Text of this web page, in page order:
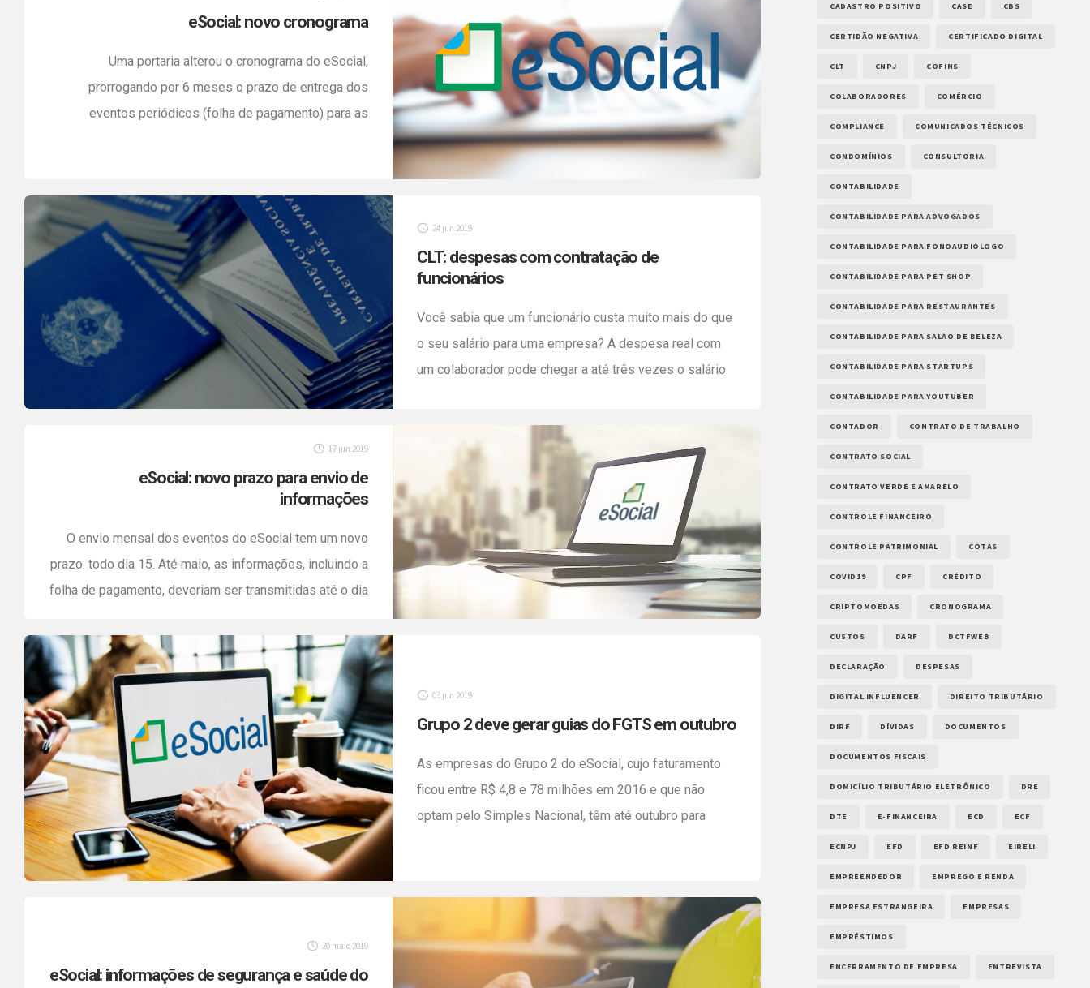
eSocial: novo cronograma
Uma portaria alterou o cronograma do eSocial,
prorrogando por 6 meses o prazo de entrega dos
eventos periódicos (folha de pagamento) para as
organizar seus processos, por isso, é importante […]
24 jun 2019
CLT: despesas com contratação de
funcionários
Você sabia que um funcionário custa muito mais do que
o seu salário para uma empresa? A despesa real com
um colaborador pode chegar a até três vezes o salário
classe e regime de apuração, além das verbas
trabalhistas. Atenção! Empresas enquadradas no
Simples […]
17 jun 2019
eSocial: novo prazo para envio de
informações
O envio mensal dos eventos do eSocial tem um novo
prazo: todo dia 15. Até maio, as informações, incluindo a
folha de pagamento, deveriam ser transmitidas até o dia
Atenção! Embora este prazo tenha sido ampliado, as
datas de recolhimento dos tributos e FGTS não foram
alterados! […]
03 jun 2019
Grupo 2 deve gerar guias do FGTS em outubro
As empresas do Grupo 2 do eSocial, cujo faturamento
ficou entre R$ 4,8 e 78 milhões em 2016 e que não
optam pelo Simples Nacional, têm até outubro para
20 maio 2019
eSocial: informações de segurança e saúde do
CADASTRO POSITIVO CASE CBS
CERTIDÃO NEGATIVA CERTIFICADO DIGITAL
CLT CNPJ COFINS
COLABORADORES COMÉRCIO
COMPLIANCE COMUNICADOS TÉCNICOS
CONDOMÍNIOS CONSULTORIA
CONTABILIDADE
CONTABILIDADE PARA ADVOGADOS
CONTABILIDADE PARA FONOAUDIÓLOGO
CONTABILIDADE PARA PET SHOP
CONTABILIDADE PARA RESTAURANTES
CONTABILIDADE PARA SALÃO DE BELEZA
CONTABILIDADE PARA STARTUPS
CONTABILIDADE PARA YOUTUBER
CONTADOR CONTRATO DE TRABALHO
CONTRATO SOCIAL
CONTRATO VERDE E AMARELO
CONTROLE FINANCEIRO
CONTROLE PATRIMONIAL COTAS
COVID19 CPF CRÉDITO
CRIPTOMOEDAS CRONOGRAMA
CUSTOS DARF DCTFWEB
DECLARAÇÃO DESPESAS
DIGITAL INFLUENCER DIREITO TRIBUTÁRIO
DIRF DÍVIDAS DOCUMENTOS
DOCUMENTOS FISCAIS
DOMICÍLIO TRIBUTÁRIO ELETRÔNICO DRE
DTE E-FINANCEIRA ECD ECF
ECNPJ EFD EFD REINF EIRELI
EMPREENDEDOR EMPREGO E RENDA
EMPRESA ESTRANGEIRA EMPRESAS
EMPRÉSTIMOS
ENCERRAMENTO DE EMPRESA ENTREVISTA